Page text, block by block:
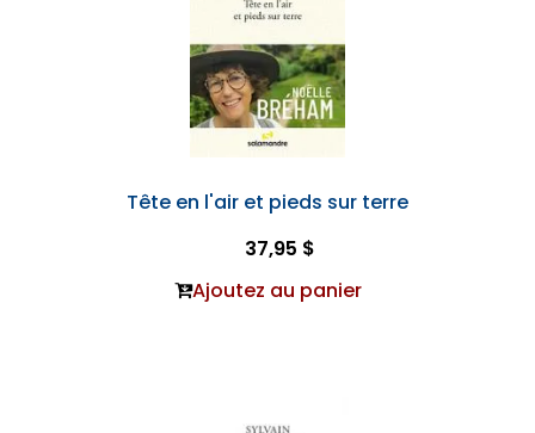
Tête en l'air et pieds sur terre
37,95 $
Ajoutez au panier